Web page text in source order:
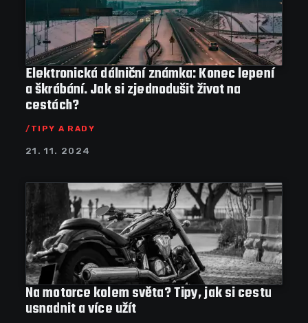
Elektronická dálniční známka: Konec lepení
a škrábání. Jak si zjednodušit život na
cestách?
TIPY A RADY
21. 11. 2024
Na motorce kolem světa? Tipy, jak si cestu
usnadnit a více užít